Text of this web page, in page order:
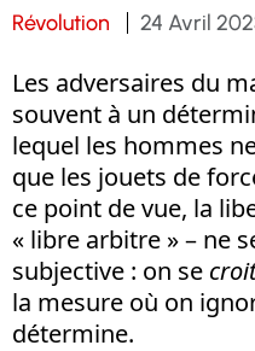
Révolution 24 Avril
Les adversaires du
souvent à un
lequel les hommes
que les jouets de
ce point de vue, la
« libre arbitre » – ne
subjective : on se
la mesure où on
détermine.